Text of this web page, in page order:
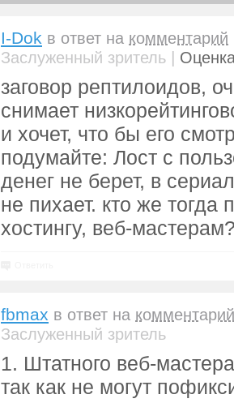
I-Dok в ответ на комментарий
Заслуженный зритель |
заговор рептилоидов,
снимает
и хочет, что бы его
подумайте: Лост с
денег не берет, в
не пихает. кто же тогда
хостингу, веб-
fbmax в ответ на комментарий
Заслуженный зритель
1. Штатного веб-
так как не могут